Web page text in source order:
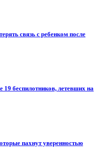
связь с ребенком после
беспилотников, летевших на
пахнут уверенностью